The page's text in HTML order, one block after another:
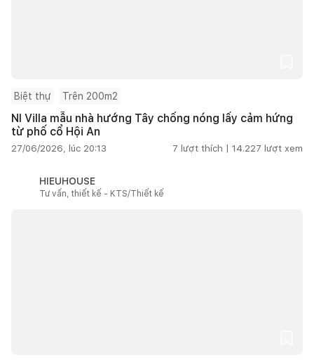
Biệt thự Trên 200m2
NI Villa mẫu nhà hướng Tây chống nóng lấy cảm hứng
từ phố cổ Hội An
27/06/2026, lúc 20:13 7 lượt thích | 14.227 lượt xem
HIEUHOUSE
Tư vấn, thiết kế - KTS/Thiết kế